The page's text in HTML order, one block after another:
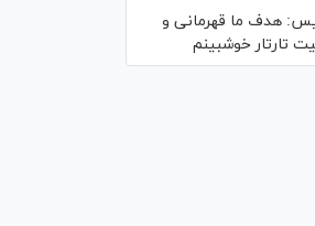
هدف ما قهرمانی و
تارتار خوشبینم